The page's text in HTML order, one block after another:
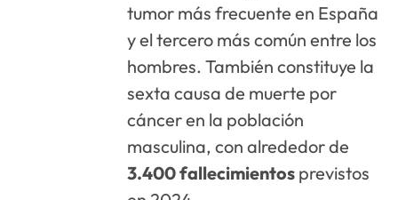
tumor más frecuente en España
y el tercero más común entre los
hombres. También constituye la
sexta causa de muerte por
cáncer en la población
masculina, con alrededor de
3.400 fallecimientos previstos